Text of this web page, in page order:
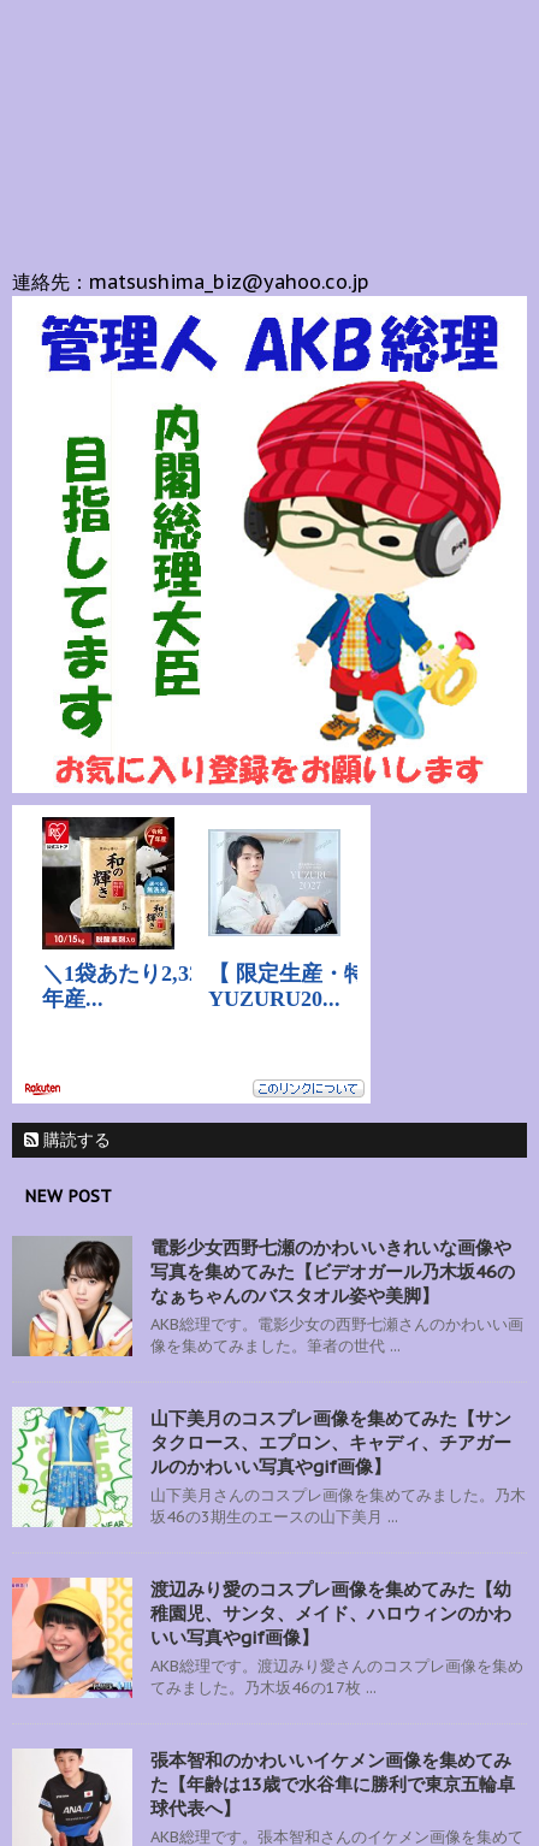
連絡先：matsushima_biz@yahoo.co.jp
購読する
NEW POST
電影少女西野七瀬のかわいいきれいな画像や
写真を集めてみた【ビデオガール乃木坂46の
なぁちゃんのバスタオル姿や美脚】
AKB総理です。電影少女の西野七瀬さんのかわいい画
像を集めてみました。筆者の世代 ...
山下美月のコスプレ画像を集めてみた【サン
タクロース、エプロン、キャディ、チアガー
ルのかわいい写真やgif画像】
山下美月さんのコスプレ画像を集めてみました。乃木
坂46の3期生のエースの山下美月 ...
渡辺みり愛のコスプレ画像を集めてみた【幼
稚園児、サンタ、メイド、ハロウィンのかわ
いい写真やgif画像】
AKB総理です。渡辺みり愛さんのコスプレ画像を集め
てみました。乃木坂46の17枚 ...
張本智和のかわいいイケメン画像を集めてみ
た【年齢は13歳で水谷隼に勝利で東京五輪卓
球代表へ】
AKB総理です。張本智和さんのイケメン画像を集めて